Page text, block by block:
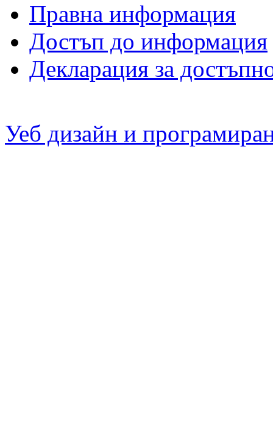
Правна информация
Достъп до информация
Декларация за
Уеб дизайн и